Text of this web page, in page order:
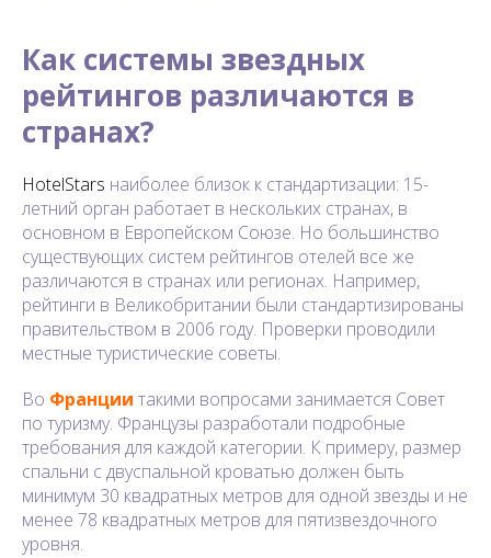
Как системы звездных
рейтингов различаются в
странах?
HotelStars наиболее близок к стандартизации: 15-
летний орган работает в нескольких странах, в
основном в Европейском Союзе. Но большинство
существующих систем рейтингов отелей все же
различаются в странах или регионах. Например,
рейтинги в Великобритании были стандартизированы
правительством в 2006 году. Проверки проводили
местные туристические советы.
Во Франции такими вопросами занимается Совет
по туризму. Французы разработали подробные
требования для каждой категории. К примеру, размер
спальни с двуспальной кроватью должен быть
минимум 30 квадратных метров для одной звезды и не
менее 78 квадратных метров для пятизвездочного
уровня.